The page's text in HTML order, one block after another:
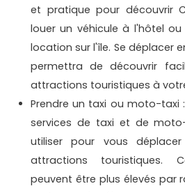
et pratique pour découvrir
louer un véhicule à l'hôtel
location sur l'île. Se déplacer
permettra de découvrir
attractions touristiques à
Prendre un taxi ou moto-taxi
services de taxi et de
utiliser pour vous
attractions touristiques.
peuvent être plus élevés par